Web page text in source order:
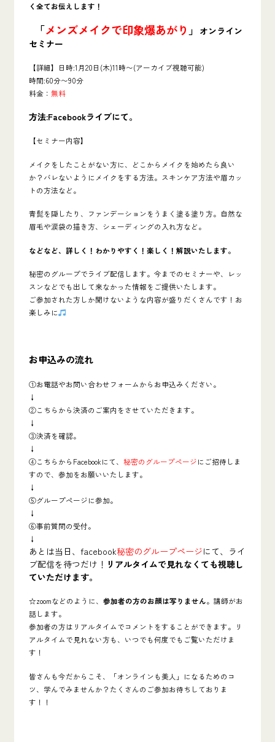
く全てお伝えします！
「メンズメイクで印象爆あがり 」 オンライン
セミナー
【詳細】日時:1月20日(木)11時〜(アーカイブ視聴可能)
時間:60分〜90分
料金： 無料
方法:Facebookライブにて。
【セミナー内容】
メイクをしたことがない方に、どこからメイクを始めたら良い
か？バレないようにメイクをする方法。スキンケア方法や眉カッ
トの方法など。
青髭を隠したり、ファンデーションをうまく塗る塗り方。自然な
眉毛や涙袋の描き方、シェーディングの入れ方など。
などなど、詳しく！わかりやすく！楽しく！解説いたします。
秘密のグループでライブ配信します。今までのセミナーや、レッ
スンなどでも出して来なかった情報をご提供いたします。
ご参加された方しか聞けないような内容が盛りだくさんです！お
楽しみに
お申込みの流れ
①お電話やお問い合わせフォームからお申込みください。
↓
②こちらから決済のご案内をさせていただきます。
↓
③決済を確認。
↓
④こちらからFacebookにて、 秘密のグループページにご招待しま
すので、参加をお願いいたします。
↓
⑤グループページに参加。
↓
⑥事前質問の受付。
↓
あとは当日、facebook秘密のグループページにて、ライ
ブ配信を待つだけ！ リアルタイムで見れなくても視聴し
ていただけます。
☆zoomなどのように、 参加者の方のお顔は写りません。講師がお
話します。
参加者の方はリアルタイムでコメントをすることができます。リ
アルタイムで見れない方も、いつでも何度でもご覧いただけま
す！
皆さんも今だからこそ、「オンラインも美人」になるためのコ
ツ、学んでみませんか？たくさんのご参加お待ちしておりま
す！！